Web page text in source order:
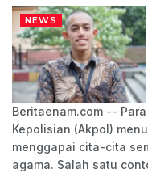
NEWS
Beritaenam.com --
Kepolisian (Akpol)
menggapai cita-cita
agama. Salah satu